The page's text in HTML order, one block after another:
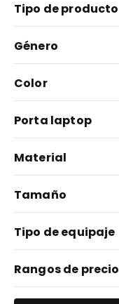
Tipo de producto
Mochilas (1)
Maletas (9)
Género
Mujer (3)
Unisex (4)
Color
Morado
Estampado(1)
Porta laptop
15.4" (3)
Material
Rigidas (1)
Tamaño
Pequeño (9)
Mediano (1)
Tipo de equipaje
De mano (1)
De cabina (7)
Rangos de precio